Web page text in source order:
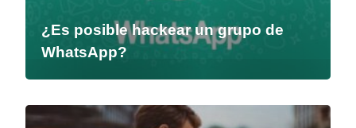
¿Es posible hackear un grupo de
WhatsApp?